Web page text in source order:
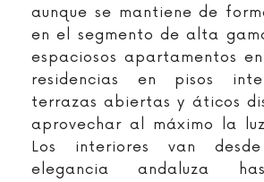
aunque se mantiene de
en el segmento de alta
espaciosos apartamentos
residencias en pisos
terrazas abiertas y áticos
aprovechar al máximo la
Los interiores van
elegancia andaluza